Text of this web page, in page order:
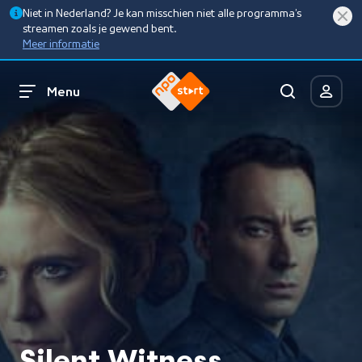
Niet in Nederland? Je kan misschien niet alle programma’s
streamen zoals je gewend bent.
Meer informatie
Menu